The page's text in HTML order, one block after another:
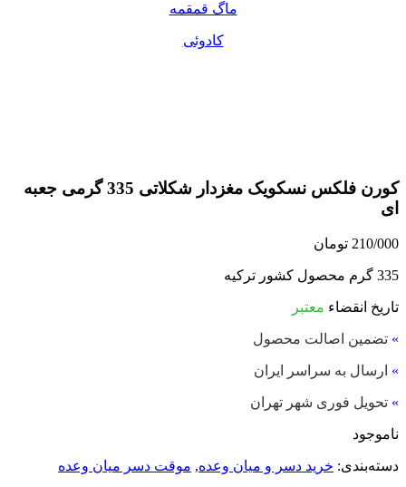
ماگ قمقمه
کادوئی
کورن فلکس نسکویک مغزدار شکلاتی 335 گرمی جعبه
ای
210/000 تومان
335 گرم محصول کشور ترکیه
تاریخ انقضاء معتبر
» تضمین اصالت محصول
» ارسال به سراسر ایران
» تحویل فوری شهر تهران
ناموجود
دسته‌بندی: خرید دسر و میان وعده, موقت دسر میان وعده